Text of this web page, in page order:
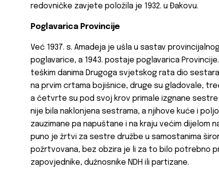
redovničke zavjete položila je 1932. u Đakovu.
Poglavarica Provincije
Već 1937. s. Amadeja je ušla u sastav
poglavarice, a 1943. postaje poglavarica
teškim danima Drugoga svjetskog rata dio
na prvim crtama bojišnice, druge su gladovale,
a četvrte su pod svoj krov primale izgnane sestre
nije bila naklonjena sestrama, a njihove kuće i
zauzimane pa napuštane i na kraju većim dijelom
puno je žrtvi za sestre družbe u samostanima
požrtvovana, bez obzira je li za to bilo potrebno
zapovjednike, dužnosnike NDH ili partizane.